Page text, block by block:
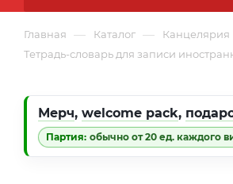
Главная — Каталог — Канцелярия
Тетрадь-словарь для записи
Мерч, welcome pack,
Партия: обычно от 20 ед. каждого